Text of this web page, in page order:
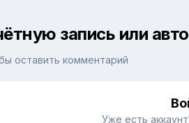
запись или
оставить комментарий
Уже есть